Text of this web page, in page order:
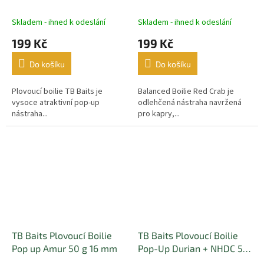
Skladem - ihned k odeslání
199 Kč
Do košíku
Plovoucí boilie TB Baits je
vysoce atraktivní pop-up
nástraha...
Skladem - ihned k odeslání
199 Kč
Do košíku
Balanced Boilie Red Crab je
odlehčená nástraha navržená
pro kapry,...
TB Baits Plovoucí Boilie
Pop up Amur 50 g 16 mm
TB Baits Plovoucí Boilie
Pop-Up Durian + NHDC 50